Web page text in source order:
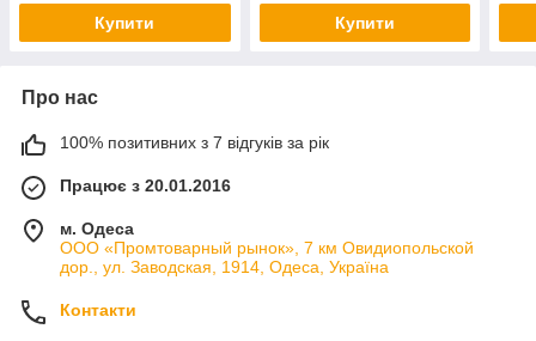
Купити Купити
Про нас
100% позитивних з 7 відгуків за рік
Працює з 20.01.2016
м. Одеса
ООО «Промтоварный рынок», 7 км Овидиопольской
дор., ул. Заводская, 1914, Одеса, Україна
Контакти